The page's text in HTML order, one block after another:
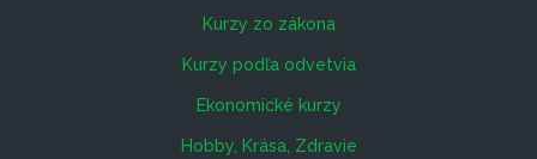
Kurzy zo zákona
Kurzy podľa odvetvia
Ekonomické kurzy
Hobby, Krása, Zdravie